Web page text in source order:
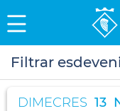
Filtrar
DIMECRES 13